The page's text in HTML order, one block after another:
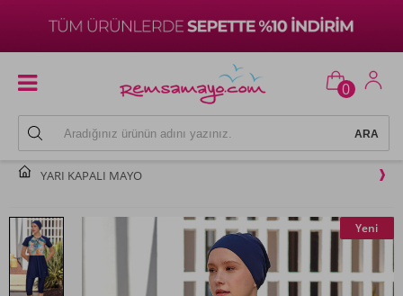
0
YARI KAPALI MAYO
Yeni